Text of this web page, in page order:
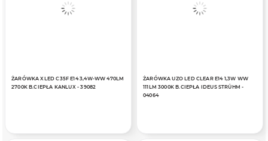
ŻARÓWKA XLED C35F E14 3,4W-WW 470LM
2700K B.CIEPŁA KANLUX - 39082
ŻARÓWKA UZO LED CLEAR E14 1,3W WW
111LM 3000K B.CIEPŁA IDEUS STRÜHM -
04064